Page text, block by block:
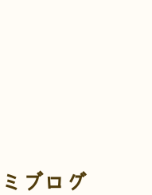
ブログ